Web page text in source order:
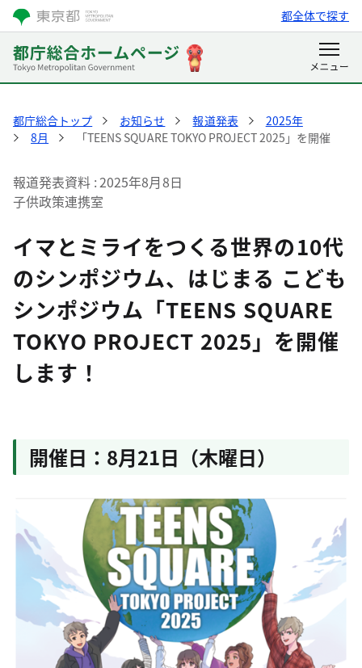
都全体で探す
都庁総合トップ お知らせ 報道発表
2025年
8月
「TEENS SQUARE TOKYO PROJECT 2025」を開催
報道発表資料 2025年8月8日
子供政策連携室
イマとミライをつくる世界の10代
のシンポジウム、はじまる こども
シンポジウム「TEENS SQUARE
TOKYO PROJECT 2025」を開催
します！
開催日：8月21日（木曜日）